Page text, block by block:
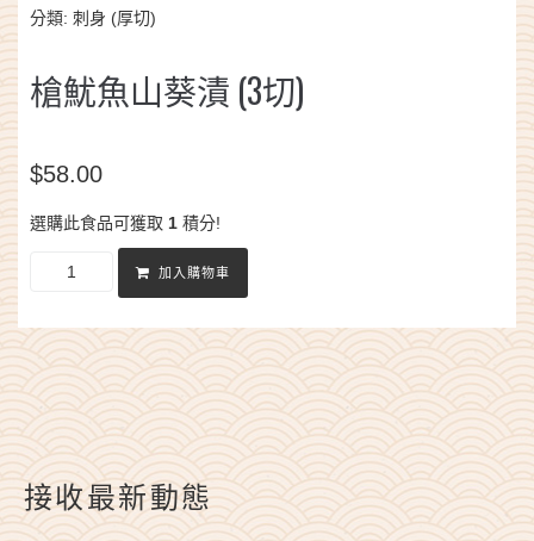
分類: 刺身 (厚切)
槍魷魚山葵漬 (3切)
$58.00
選購此食品可獲取 1 積分!
加入購物車
接收最新動態